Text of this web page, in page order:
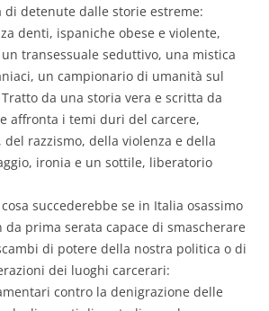
di detenute dalle storie estreme:
denti, ispaniche obese e violente,
transessuale seduttivo, una mistica
un campionario di umanità sul
da una storia vera e scritta da
affronta i temi duri del carcere,
del razzismo, della violenza e della
ironia e un sottile, liberatorio
succederebbe se in Italia osassimo
prima serata capace di smascherare
di potere della nostra politica o di
dei luoghi carcerari:
contro la denigrazione delle